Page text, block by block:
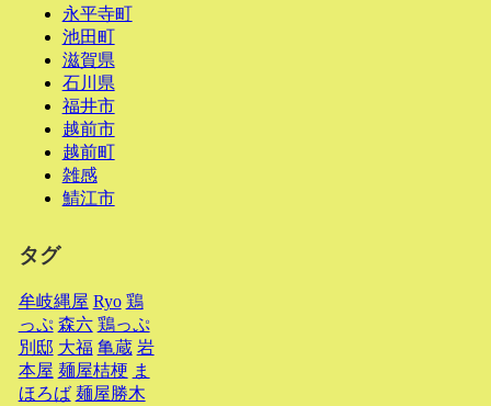
永平寺町
池田町
滋賀県
石川県
福井市
越前市
越前町
雑感
鯖江市
タグ
牟岐縄屋 Ryo 鶏
っぷ 森六 鶏っぷ
別邸 大福 亀蔵 岩
本屋 麺屋桔梗 ま
ほろば 麺屋勝木